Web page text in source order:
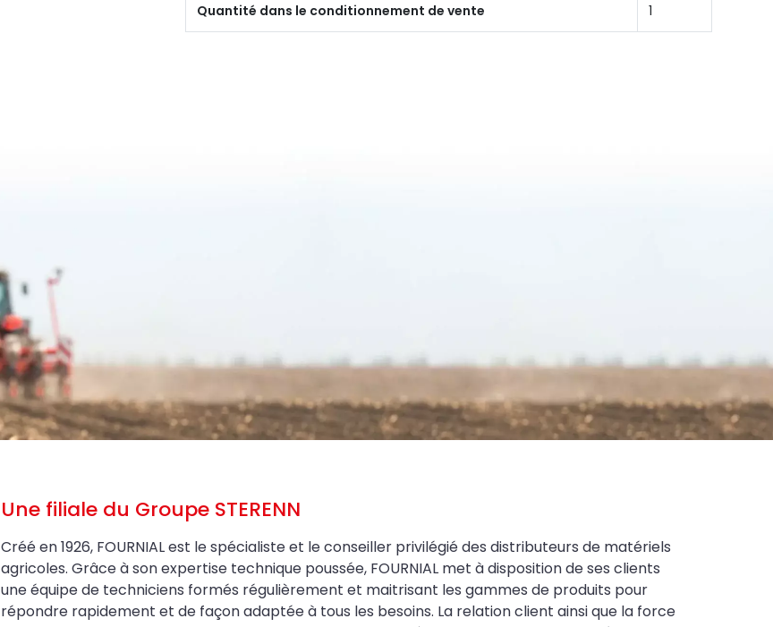
Quantité dans le conditionnement de vente 1
Une filiale du Groupe STERENN
Créé en 1926, FOURNIAL est le spécialiste et le conseiller privilégié des distributeurs de matériels
agricoles. Grâce à son expertise technique poussée, FOURNIAL met à disposition de ses clients
une équipe de techniciens formés régulièrement et maitrisant les gammes de produits pour
répondre rapidement et de façon adaptée à tous les besoins. La relation client ainsi que la force